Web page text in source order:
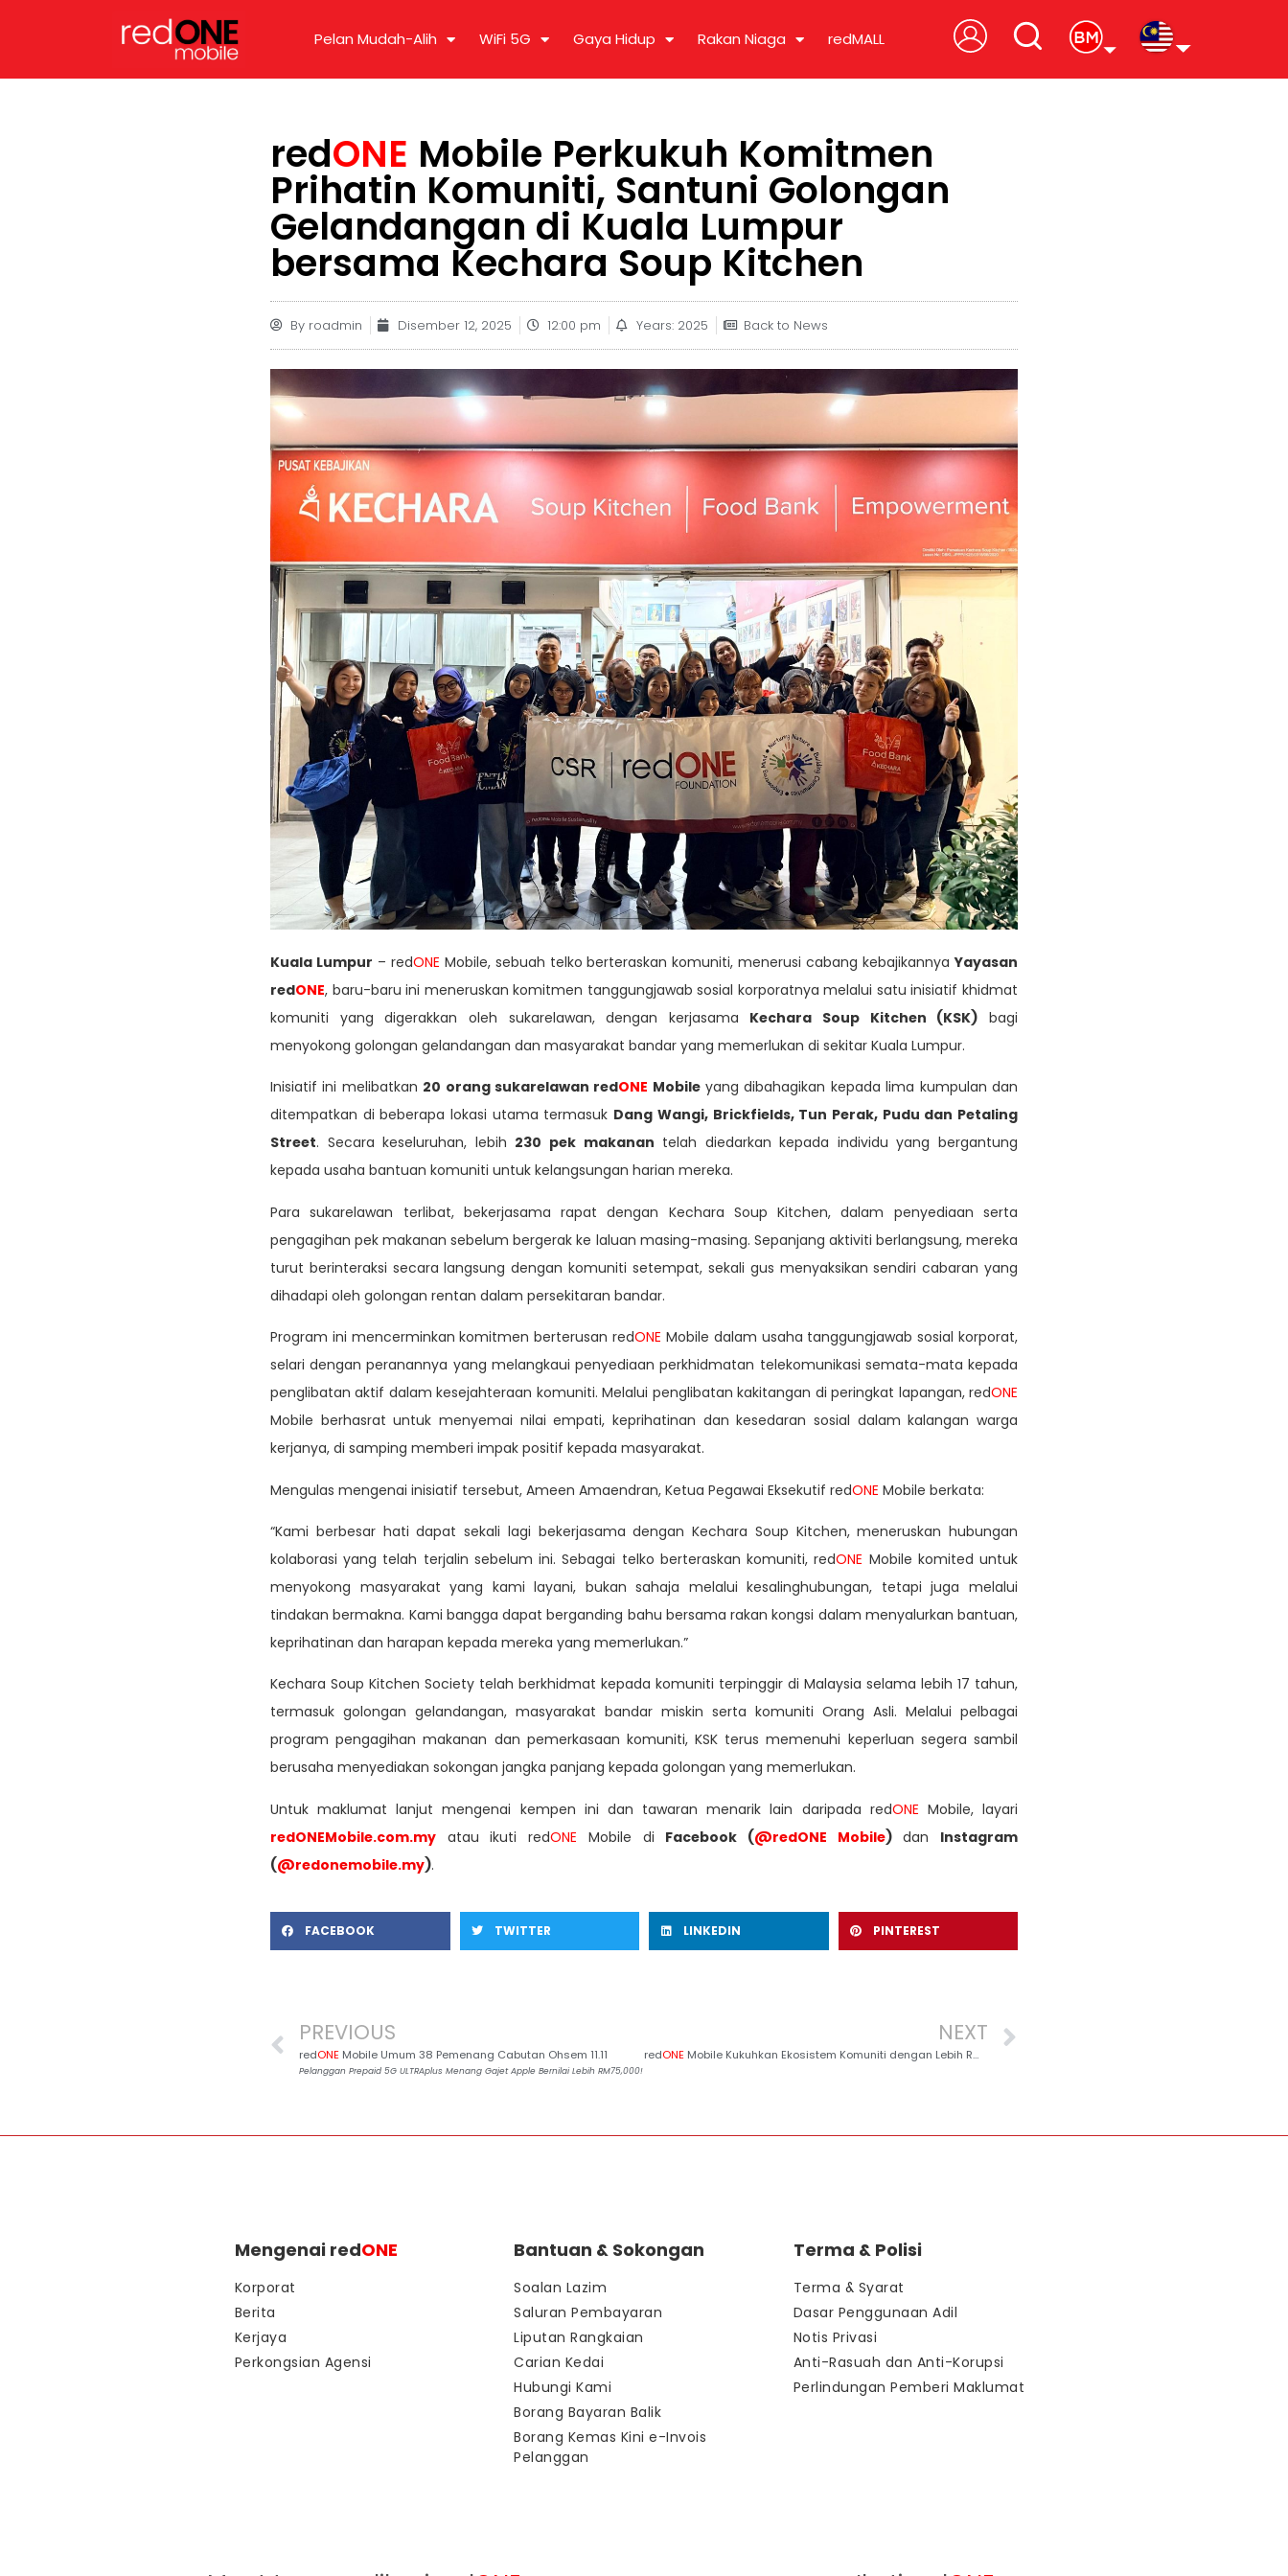
Pelan Mudah-Alih WiFi 5G Gaya Hidup Rakan Niaga redMALL
redONE Mobile Perkukuh Komitmen
Prihatin Komuniti, Santuni Golongan
Gelandangan di Kuala Lumpur
bersama Kechara Soup Kitchen
By roadmin Disember 12, 2025 12:00 pm Years: 2025 Back to News
Kuala Lumpur – redONE Mobile, sebuah telko berteraskan komuniti, menerusi cabang kebajikannyaYayasan
redONE, baru-baru ini meneruskan komitmen tanggungjawab sosial korporatnya melalui satu inisiatif khidmat
komuniti yang digerakkan oleh sukarelawan, dengan kerjasama Kechara Soup Kitchen (KSK) bagi
menyokong golongan gelandangan dan masyarakat bandar yang memerlukan di sekitar Kuala Lumpur.
Inisiatif ini melibatkan 20 orang sukarelawan redONE Mobileyang dibahagikan kepada lima kumpulan dan
ditempatkan di beberapa lokasi utama termasuk Dang Wangi, Brickfields, Tun Perak, Pudu dan Petaling
Street. Secara keseluruhan, lebih 230 pek makanan telah diedarkan kepada individu yang bergantung
kepada usaha bantuan komuniti untuk kelangsungan harian mereka.
Para sukarelawan terlibat, bekerjasama rapat dengan Kechara Soup Kitchen, dalam penyediaan serta
pengagihan pek makanan sebelum bergerak ke laluan masing-masing. Sepanjang aktiviti berlangsung, mereka
turut berinteraksi secara langsung dengan komuniti setempat, sekali gus menyaksikan sendiri cabaran yang
dihadapi oleh golongan rentan dalam persekitaran bandar.
Program ini mencerminkan komitmen berterusan redONE Mobile dalam usaha tanggungjawab sosial korporat,
selari dengan peranannya yang melangkaui penyediaan perkhidmatan telekomunikasi semata-mata kepada
penglibatan aktif dalam kesejahteraan komuniti. Melalui penglibatan kakitangan di peringkat lapangan, redONE
Mobile berhasrat untuk menyemai nilai empati, keprihatinan dan kesedaran sosial dalam kalangan warga
kerjanya, di samping memberi impak positif kepada masyarakat.
Mengulas mengenai inisiatif tersebut, Ameen Amaendran, Ketua Pegawai Eksekutif redONE Mobile berkata:
“Kami berbesar hati dapat sekali lagi bekerjasama dengan Kechara Soup Kitchen, meneruskan hubungan
kolaborasi yang telah terjalin sebelum ini. Sebagai telko berteraskan komuniti, redONE Mobile komited untuk
menyokong masyarakat yang kami layani, bukan sahaja melalui kesalinghubungan, tetapi juga melalui
tindakan bermakna. Kami bangga dapat berganding bahu bersama rakan kongsi dalam menyalurkan bantuan,
keprihatinan dan harapan kepada mereka yang memerlukan.”
Kechara Soup Kitchen Society telah berkhidmat kepada komuniti terpinggir di Malaysia selama lebih 17 tahun,
termasuk golongan gelandangan, masyarakat bandar miskin serta komuniti Orang Asli. Melalui pelbagai
program pengagihan makanan dan pemerkasaan komuniti, KSK terus memenuhi keperluan segera sambil
berusaha menyediakan sokongan jangka panjang kepada golongan yang memerlukan.
Untuk maklumat lanjut mengenai kempen ini dan tawaran menarik lain daripada redONE Mobile, layari
redONEMobile.com.my atau ikuti redONE Mobile di Facebook (@redONE Mobile)dan Instagram
(@redonemobile.my).
FACEBOOK TWITTER LINKEDIN PINTEREST
PREVIOUS
redONE Mobile Umum 38 Pemenang Cabutan Ohsem 11.11
Pelanggan Prepaid 5G ULTRAplus Menang Gajet Apple Bernilai Lebih RM75,000!
NEXT
redONEMobile Kukuhkan Ekosistem Komuniti dengan Lebih RM1.3 Juta Ganjaran di beri kepada Rakan Niaga
Mengenai redONE
Korporat
Berita
Kerjaya
Perkongsian Agensi
Bantuan & Sokongan
Soalan Lazim
Saluran Pembayaran
Liputan Rangkaian
Carian Kedai
Hubungi Kami
Borang Bayaran Balik
Borang Kemas Kini e-Invois
Pelanggan
Terma & Polisi
Terma & Syarat
Dasar Penggunaan Adil
Notis Privasi
Anti-Rasuah dan Anti-Korupsi
Perlindungan Pemberi Maklumat